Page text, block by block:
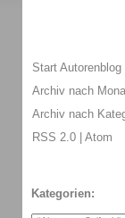
Start Autorenblog
Archiv nach
Archiv nach
RSS 2.0 | Atom
Kategorien: